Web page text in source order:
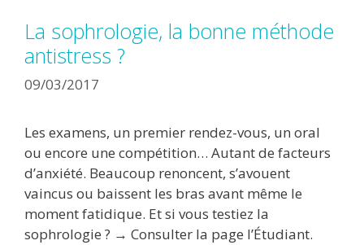
La sophrologie, la bonne méthode
antistress ?
09/03/2017
Les examens, un premier rendez-vous, un oral
ou encore une compétition… Autant de facteurs
d’anxiété. Beaucoup renoncent, s’avouent
vaincus ou baissent les bras avant même le
moment fatidique. Et si vous testiez la
sophrologie ? → Consulter la page l’Étudiant.